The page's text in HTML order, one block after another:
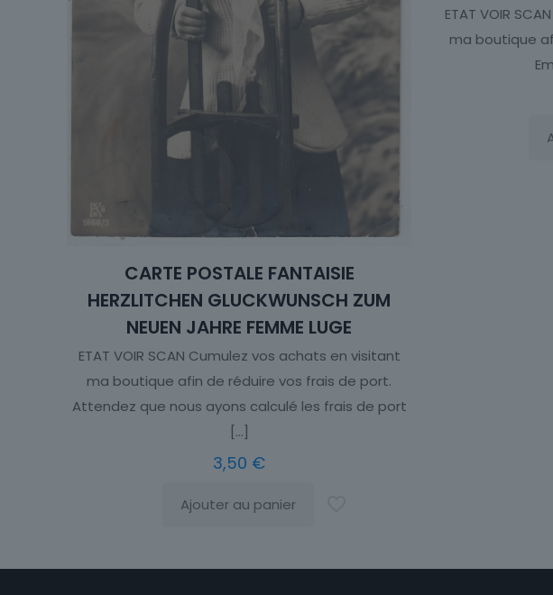
CARTE POSTALE FANTAISIE
HERZLITCHEN GLUCKWUNSCH ZUM
NEUEN JAHRE FEMME LUGE
ETAT VOIR SCAN Cumulez vos achats en visitant
ma boutique afin de réduire vos frais de port.
Attendez que nous ayons calculé les frais de port
[…]
3,50 €
Ajouter au panier
ETAT VOIR
ma boutique